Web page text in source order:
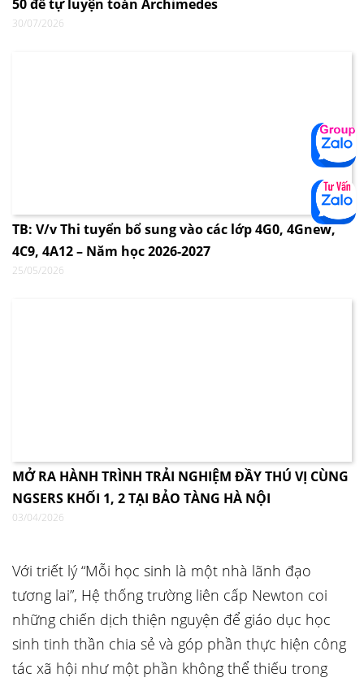
50 đề tự luyện toán Archimedes
30/07/2026
TB: V/v Thi tuyển bổ sung vào các lớp 4G0, 4Gnew,
4C9, 4A12 – Năm học 2026-2027
25/05/2026
MỞ RA HÀNH TRÌNH TRẢI NGHIỆM ĐẦY THÚ VỊ CÙNG
NGSERS KHỐI 1, 2 TẠI BẢO TÀNG HÀ NỘI
03/04/2026
Với triết lý “Mỗi học sinh là một nhà lãnh đạo
tương lai”, Hệ thống trường liên cấp Newton coi
những chiến dịch thiện nguyện để giáo dục học
sinh tinh thần chia sẻ và góp phần thực hiện công
tác xã hội như một phần không thể thiếu trong